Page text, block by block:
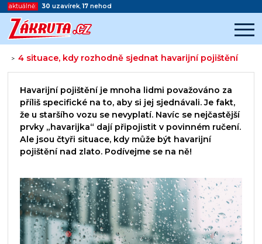
aktuálně: 30 uzavírek,17 nehod
>4 situace, kdy rozhodně sjednat havarijní pojištění
Začátek reklamy
Havarijní pojištění je mnoha lidmi považováno za
příliš specifické na to, aby si jej sjednávali. Je fakt,
že u staršího vozu se nevyplatí. Navíc se nejčastější
prvky „havarijka“ dají připojistit v povinném ručení.
Ale jsou čtyři situace, kdy může být havarijní
pojištění nad zlato. Podívejme se na ně!